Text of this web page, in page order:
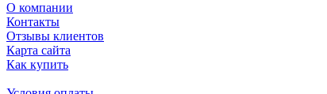
О компании
Контакты
Отзывы клиентов
Карта сайта
Как купить